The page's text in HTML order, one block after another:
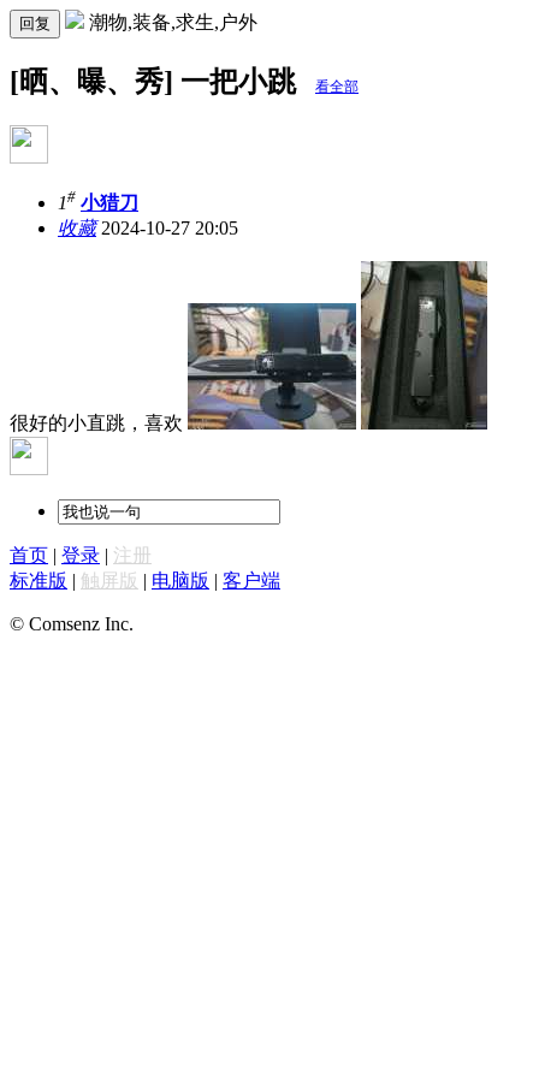
回复 潮物,装备,求生,户外
[晒、曝、秀] 一把小跳 看全部
1# 小猎刀
收藏2024-10-27 20:05
很好的小直跳，喜欢
首页 | 登录 | 注册
标准版 | 触屏版 | 电脑版 | 客户端
© Comsenz Inc.